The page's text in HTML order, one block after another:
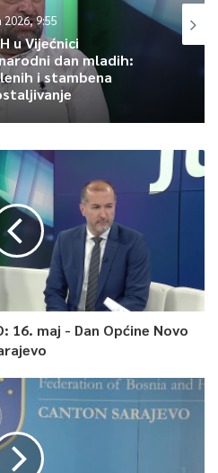
2026, 9:55
u Vijećnici
dan mladih:
i stambena
16. maj - Dan Općine Novo